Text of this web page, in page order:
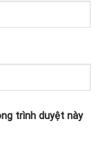
trình duyệt này